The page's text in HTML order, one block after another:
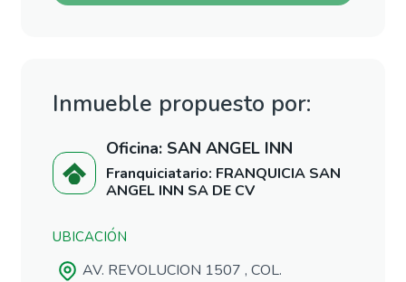
Inmueble propuesto por:
Oficina: SAN ANGEL INN
Franquiciatario: FRANQUICIA SAN
ANGEL INN SA DE CV
UBICACIÓN
AV. REVOLUCION 1507 , COL.